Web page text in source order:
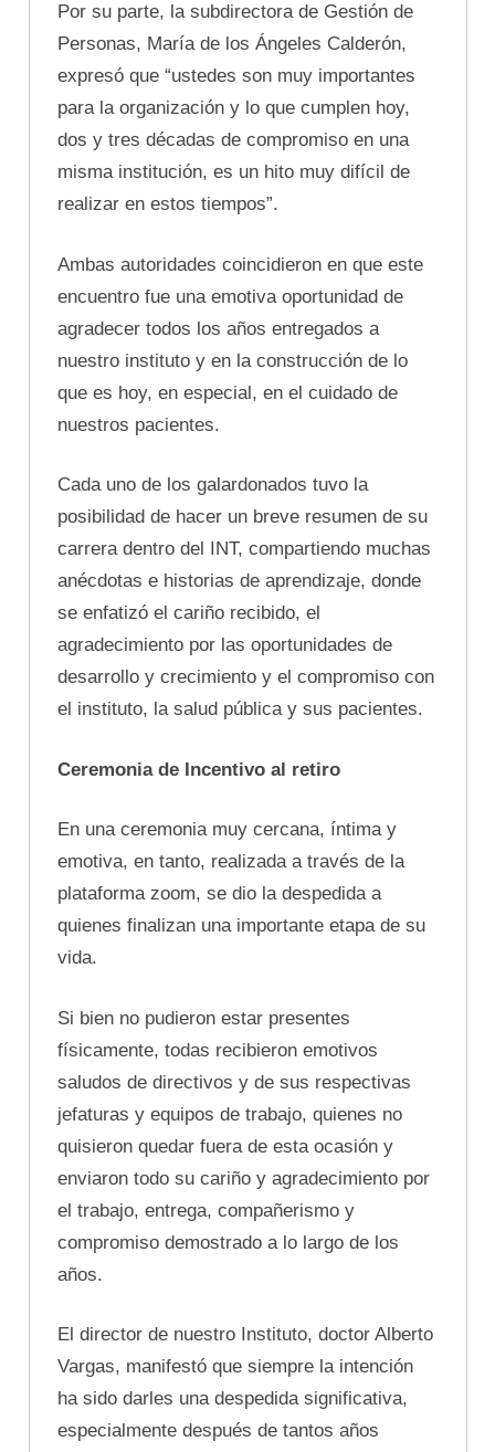
Por su parte, la subdirectora de Gestión de
Personas, María de los Ángeles Calderón,
expresó que “ustedes son muy importantes
para la organización y lo que cumplen hoy,
dos y tres décadas de compromiso en una
misma institución, es un hito muy difícil de
realizar en estos tiempos”.
Ambas autoridades coincidieron en que este
encuentro fue una emotiva oportunidad de
agradecer todos los años entregados a
nuestro instituto y en la construcción de lo
que es hoy, en especial, en el cuidado de
nuestros pacientes.
Cada uno de los galardonados tuvo la
posibilidad de hacer un breve resumen de su
carrera dentro del INT, compartiendo muchas
anécdotas e historias de aprendizaje, donde
se enfatizó el cariño recibido, el
agradecimiento por las oportunidades de
desarrollo y crecimiento y el compromiso con
el instituto, la salud pública y sus pacientes.
Ceremonia de Incentivo al retiro
En una ceremonia muy cercana, íntima y
emotiva, en tanto, realizada a través de la
plataforma zoom, se dio la despedida a
quienes finalizan una importante etapa de su
vida.
Si bien no pudieron estar presentes
físicamente, todas recibieron emotivos
saludos de directivos y de sus respectivas
jefaturas y equipos de trabajo, quienes no
quisieron quedar fuera de esta ocasión y
enviaron todo su cariño y agradecimiento por
el trabajo, entrega, compañerismo y
compromiso demostrado a lo largo de los
años.
El director de nuestro Instituto, doctor Alberto
Vargas, manifestó que siempre la intención
ha sido darles una despedida significativa,
especialmente después de tantos años